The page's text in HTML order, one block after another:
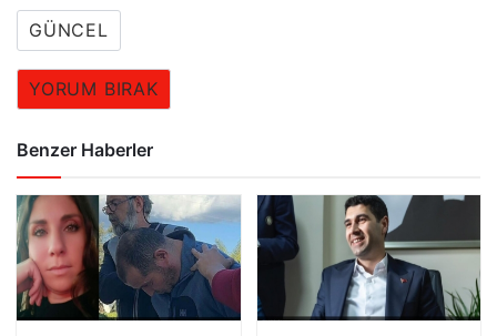
GÜNCEL
YORUM BIRAK
Benzer Haberler